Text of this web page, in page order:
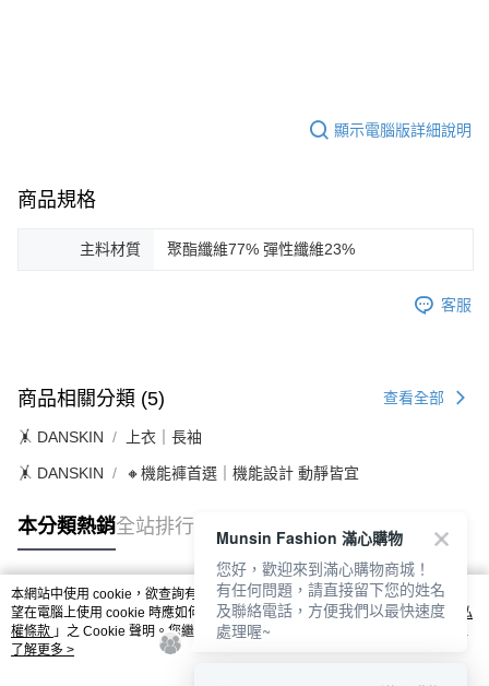
顯示電腦版詳細說明
商品規格
主料材質 聚酯纖維77% 彈性纖維23%
客服
商品相關分類 (5) 查看全部
🤸 DANSKIN 上衣｜長袖
🤸 DANSKIN 🔸機能褲首選｜機能設計 動靜皆宜
本分類熱銷全站排行
熱門標籤
本網站中使用 cookie，欲查詢有關本網站使用 cookie 方式之詳情，及若您不希
望在電腦上使用 cookie 時應如何變更電腦的 cookie 設定，請參閱本網站「
隱私
權條款 」之 Cookie 聲明。您繼續使用本網站即表示您同意本公司得按本網站使
用條款之 Cookie 聲明使用 cookie。
了解更多 >
Munsin Fashion 滿心購物
您好，歡迎來到滿心購物商城！
有任何問題，請直接留下您的姓名
及聯絡電話，方便我們以最快速度
處理喔~